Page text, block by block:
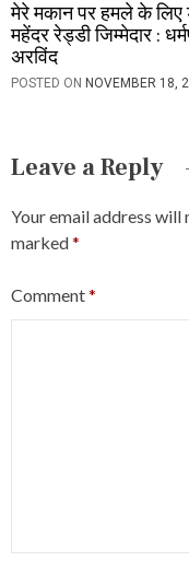
मेरे मकान पर हमले के लिए
महेंदर रेड्डी जिम्मेदार :
अरविंद
POSTED ON NOVEMBER 18,
Leave a Reply
Your email address will
marked*
Comment*